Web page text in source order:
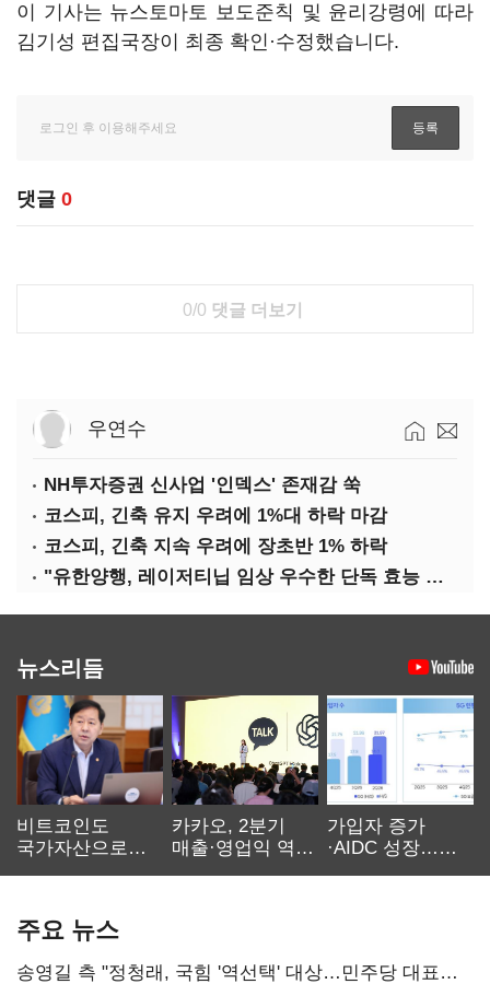
이 기사는 뉴스토마토 보도준칙 및 윤리강령에 따라
김기성 편집국장이 최종 확인·수정했습니다.
댓글 0
0/0 댓글 더보기
우연수
NH투자증권 신사업 '인덱스' 존재감 쑥
코스피, 긴축 유지 우려에 1%대 하락 마감
코스피, 긴축 지속 우려에 장초반 1% 하락
"유한양행, 레이저티닙 임상 우수한 단독 효능 입증"-대신
뉴스리듬
비트코인도
국가자산으로…'
카카오, 2분기
매출·영업익 역대
가입자 증가
·AIDC 성장…
주요 뉴스
송영길 측 "정청래, 국힘 '역선택' 대상…민주당 대표로